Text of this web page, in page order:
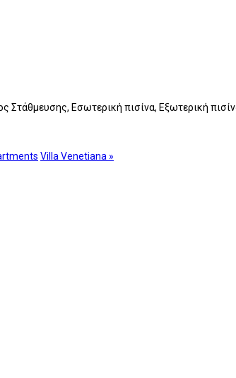
Στάθμευσης, Εσωτερική πισίνα, Εξωτερική
Villa Venetiana »